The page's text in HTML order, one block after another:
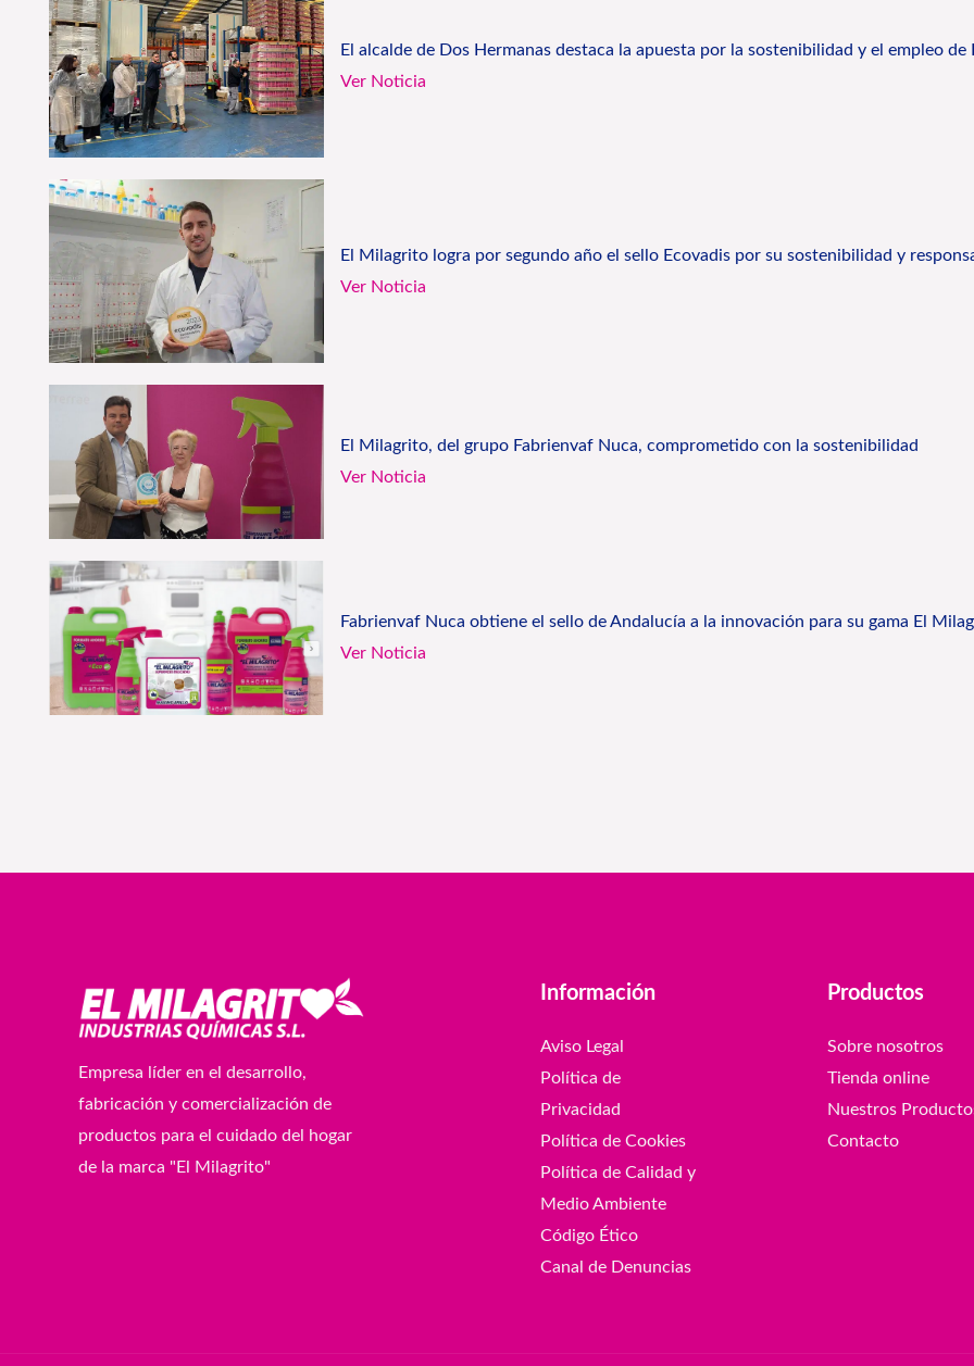
El alcalde de Dos Hermanas destaca la apuesta por la sostenibilidad y el empleo de
Ver Noticia
El Milagrito logra por segundo año el sello Ecovadis por su sostenibilidad y
Ver Noticia
El Milagrito, del grupo Fabrienvaf Nuca, comprometido con la sostenibilidad
Ver Noticia
Fabrienvaf Nuca obtiene el sello de Andalucía a la innovación para su gama El
Ver Noticia
Empresa líder en el desarrollo,
fabricación y comercialización de
productos para el cuidado del hogar
de la marca "El Milagrito"
Información
Aviso Legal
Política de
Privacidad
Política de Cookies
Política de Calidad y
Medio Ambiente
Código Ético
Canal de Denuncias
Productos
Sobre nosotros
Tienda online
Nuestros
Contacto